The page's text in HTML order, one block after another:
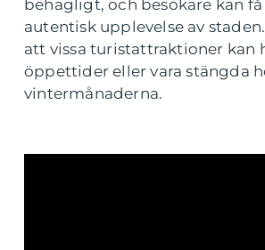
behagligt, och besökare kan
autentisk upplevelse av
att vissa turistattraktioner kan
öppettider eller vara stängda
vintermånaderna.